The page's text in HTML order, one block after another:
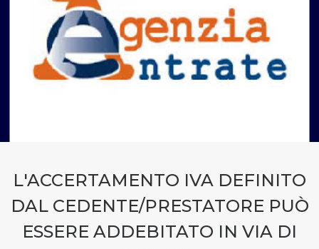
COMMERCIO INTERNAZIONALE
BANCARIO E FINANZIARIO
NEWS ED EVENTI
L'ACCERTAMENTO IVA DEFINITO
DAL CEDENTE/PRESTATORE PUÒ
ESSERE ADDEBITATO IN VIA DI